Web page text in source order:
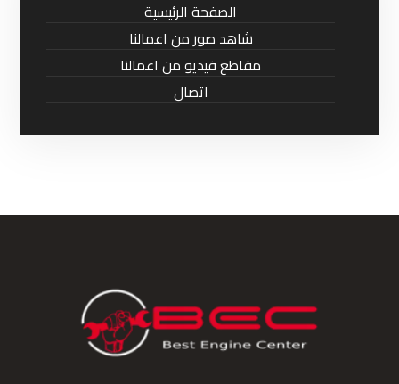
الصفحة الرئيسية
شاهد صور من اعمالنا
مقاطع فيديو من اعمالنا
اتصال